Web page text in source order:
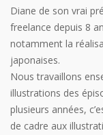
Diane de son vrai
freelance depuis 8
notamment la
japonaises.
Nous travaillons
illustrations des
plusieurs années,
de cadre aux